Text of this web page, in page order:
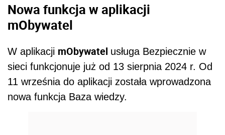
Nowa funkcja w aplikacji
mObywatel
W aplikacji mObywatel usługa Bezpiecznie w
sieci funkcjonuje już od 13 sierpnia 2024 r. Od
11 września do aplikacji została wprowadzona
nowa funkcja Baza wiedzy.